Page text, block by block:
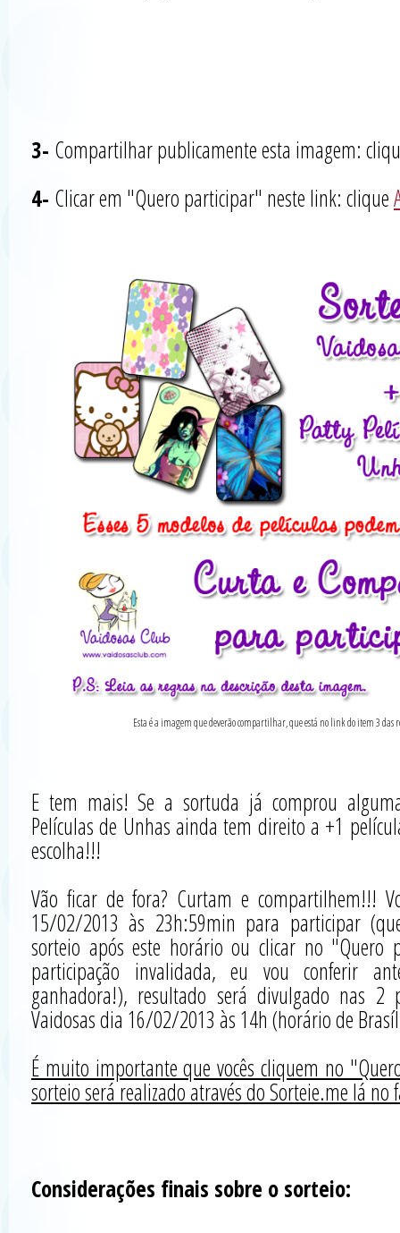
3- Compartilhar publicamente esta imagem:
4- Clicar em "Quero participar" neste link: clique
Esta é a imagem que deverão compartilhar, que está no link do item 3 das
E tem mais! Se a sortuda já comprou
Películas de Unhas ainda tem direito a +1
escolha!!!
Vão ficar de fora? Curtam e compartilhem!!!
15/02/2013 às 23h:59min para participar
sorteio após este horário ou clicar no "Quero
participação invalidada, eu vou conferir
ganhadora!), resultado será divulgado nas
Vaidosas dia 16/02/2013 às 14h (horário de
É muito importante que vocês cliquem no
sorteio será realizado através do Sorteie.me lá no
Considerações finais sobre o sorteio: